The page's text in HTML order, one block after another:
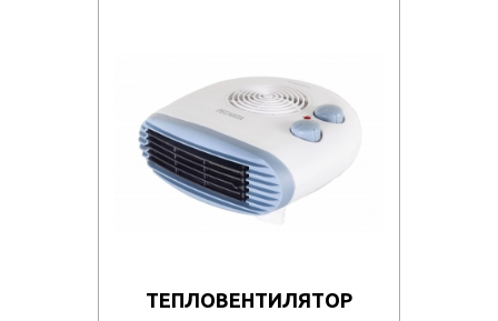
ТЕПЛОВЕНТИЛЯТОР